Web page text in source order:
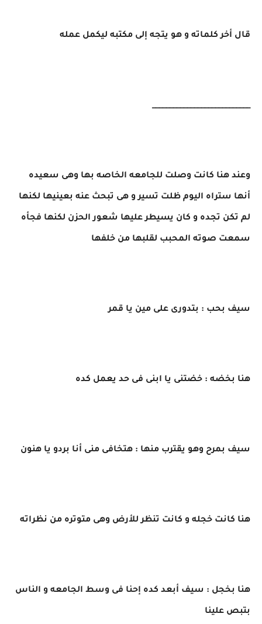
قال أخر كلماته و هو يتجه إلى مكتبه ليكمل عمله
____________________________
وعند هنا كانت وصلت للجامعه الخاصه بها وهى سعيده
أنها ستراه اليوم ظلت تسير و هى تبحث عنه بعينيها لكنها
لم تكن تجده و كان يسيطر عليها شعور الحزن لكنها فجأه
سمعت صوته المحبب لقلبها من خلفها
سيف بحب : بتدورى على مين يا قمر
هنا بخضه : خضتنى يا ابنى فى حد يعمل كده
سيف بمرح وهو يقترب منها : هتخافى منى أنا بردو يا هنون
هنا كانت خجله و كانت تنظر للأرض وهى متوتره من نظراته
هنا بخجل : سيف أبعد كده إحنا فى وسط الجامعه و الناس
بتبص علينا